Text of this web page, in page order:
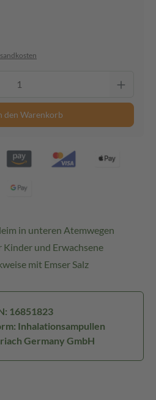
den Warenkorb
in unteren Atemwegen
Kinder und Erwachsene
mit Emser Salz
16851823
Inhalationsampullen
Germany GmbH